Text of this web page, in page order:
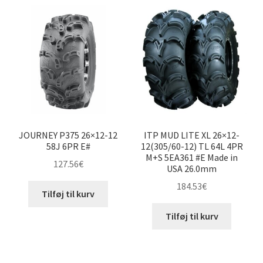
24×8-12″
24×10-12″
25×8-12″
25×10-12″
25×11-12″
26×8-12″
JOURNEY P375 26×12-12
58J 6PR E#
127.56€
Tilføj til kurv
ITP MUD LITE XL 26×12-
12(305/60-12) TL 64L 4PR
M+S 5EA361 #E Made in
USA 26.0mm
184.53€
Tilføj til kurv